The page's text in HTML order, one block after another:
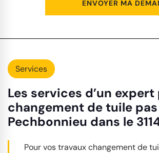
Services
Les services d’un
changement de tuile
Pechbonnieu dans le
Pour vos travaux changement de